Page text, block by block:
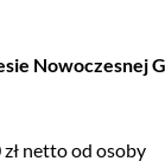
Nowoczesnej
netto od osoby